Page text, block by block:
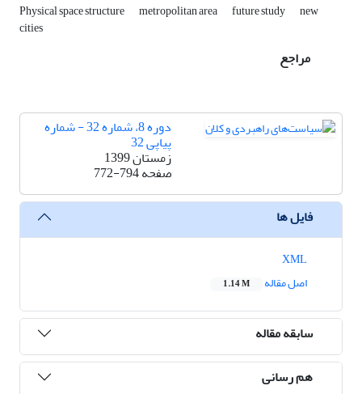
Physical space structure metropolitan area future study new
cities
مراجع
دوره 8، شماره 32 - شماره
پیاپی 32
زمستان 1399
صفحه772-794
فایل ها
اصل مقاله
1.14 M
سابقه مقاله
هم رسانی